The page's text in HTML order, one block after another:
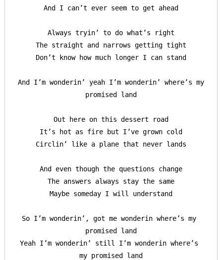
And I can’t ever seem to get ahead
Always tryin’ to do what’s right
The straight and narrows getting tight
Don’t know how much longer I can stand
And I’m wonderin’ yeah I’m wonderin’ where’s my
promised land
Out here on this dessert road
It’s hot as fire but I’ve grown cold
Circlin’ like a plane that never lands
And even though the questions change
The answers always stay the same
Maybe someday I will understand
So I’m wonderin’, got me wonderin where’s my
promised land
Yeah I’m wonderin’ still I’m wonderin where’s
my promised land
Keresés: